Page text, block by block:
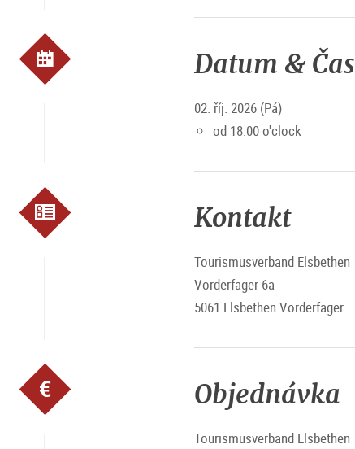
Datum & Čas
02. říj. 2026 (Pá)
od 18:00 o'clock
Kontakt
Tourismusverband Elsbethen
Vorderfager 6a
5061 Elsbethen Vorderfager
Objednávka
Tourismusverband Elsbethen